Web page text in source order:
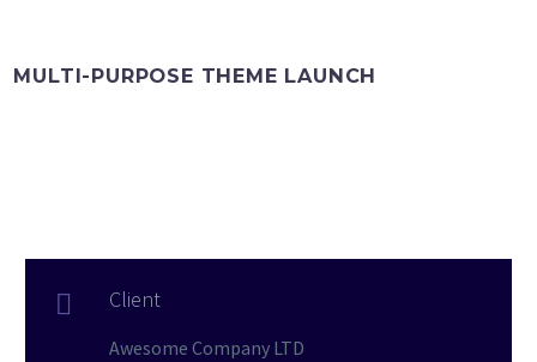
MULTI-PURPOSE THEME LAUNCH
 Client
Awesome Company LTD